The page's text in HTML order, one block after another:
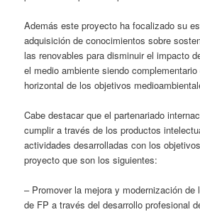
Además este proyecto ha focalizado su
adquisición de conocimientos sobre
las renovables para disminuir el impacto
el medio ambiente siendo
horizontal de los objetivos
Cabe destacar que el partenariado
cumplir a través de los productos
actividades desarrolladas con los
proyecto que son los siguientes:
– Promover la mejora y modernización
de FP a través del desarrollo profesional